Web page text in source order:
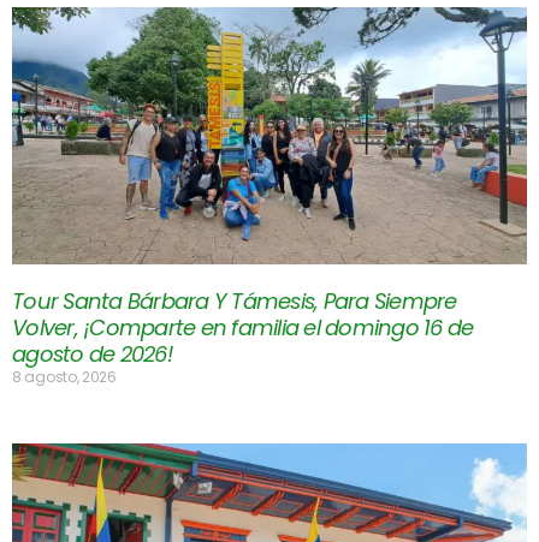
Tour Santa Bárbara Y Támesis, Para Siempre
Volver, ¡Comparte en familia el domingo 16 de
agosto de 2026!
8 agosto, 2026